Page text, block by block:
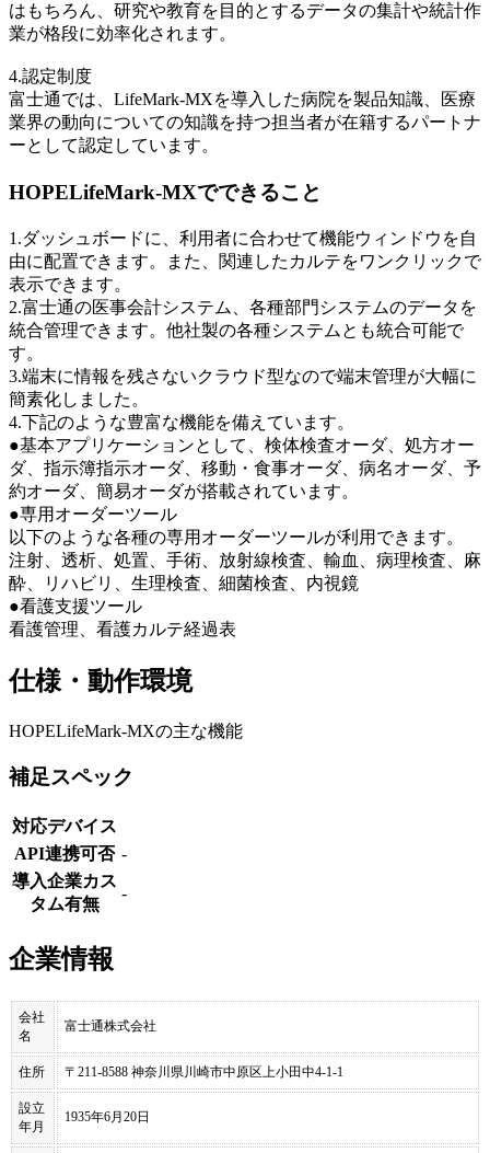
はもちろん、研究や教育を目的とするデータの集計や統計作
業が格段に効率化されます。
4.認定制度
富士通では、LifeMark-MXを導入した病院を製品知識、医療
業界の動向についての知識を持つ担当者が在籍するパートナ
ーとして認定しています。
HOPELifeMark-MXでできること
1.ダッシュボードに、利用者に合わせて機能ウィンドウを自
由に配置できます。また、関連したカルテをワンクリックで
表示できます。
2.富士通の医事会計システム、各種部門システムのデータを
統合管理できます。他社製の各種システムとも統合可能で
す。
3.端末に情報を残さないクラウド型なので端末管理が大幅に
簡素化しました。
4.下記のような豊富な機能を備えています。
●基本アプリケーションとして、検体検査オーダ、処方オー
ダ、指示簿指示オーダ、移動・食事オーダ、病名オーダ、予
約オーダ、簡易オーダが搭載されています。
●専用オーダーツール
以下のような各種の専用オーダーツールが利用できます。
注射、透析、処置、手術、放射線検査、輸血、病理検査、麻
酔、リハビリ、生理検査、細菌検査、内視鏡
●看護支援ツール
看護管理、看護カルテ経過表
仕様・動作環境
HOPELifeMark-MXの主な機能
補足スペック
対応デバイス
API連携可否 -
導入企業カス
タム有無
-
企業情報
会社
名
富士通株式会社
住所 〒211-8588 神奈川県川崎市中原区上小田中4-1-1
設立
年月
1935年6月20日